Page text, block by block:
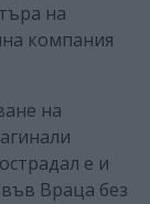
на
компания
на
е и
Враца без